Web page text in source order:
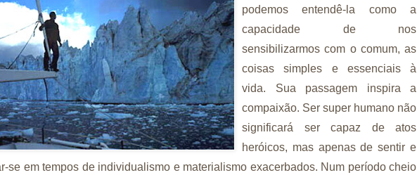
podemos entendê-la como a
capacidade de nos
sensibilizarmos com o comum, as
coisas simples e essenciais à
vida. Sua passagem inspira a
compaixão. Ser super humano não
significará ser capaz de atos
heróicos, mas apenas de sentir e
se em tempos de individualismo e materialismo exacerbados. Num período cheio